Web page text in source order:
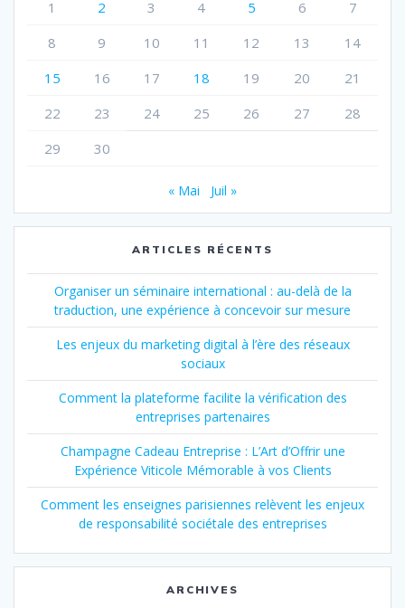
1
2 3 4 5 6
7
8
9 10 11 12 13
14
15
16 17 18 19 20
21
22
23 24 25 26 27
28
29
30
« Mai Juil »
ARTICLES RÉCENTS
Organiser un séminaire international : au-delà de la
traduction, une expérience à concevoir sur mesure
Les enjeux du marketing digital à l’ère des réseaux
sociaux
Comment la plateforme facilite la vérification des
entreprises partenaires
Champagne Cadeau Entreprise : L’Art d’Offrir une
Expérience Viticole Mémorable à vos Clients
Comment les enseignes parisiennes relèvent les enjeux
de responsabilité sociétale des entreprises
ARCHIVES